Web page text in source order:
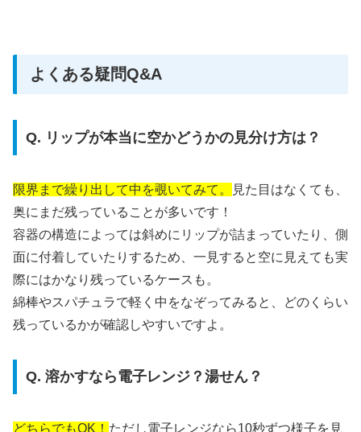
よくある疑問Q&A
Q. リップが本当に空かどうかの見分け方は？
限界まで繰り出して中を覗いてみて。
見た目はなくても、
奥にまだ残っていることが多いです！
容器の構造によっては斜めにリップが詰まっていたり、側
面に付着していたりするため、一見すると空に見えても実
際にはかなり残っているケースも。
綿棒やスパチュラで軽く中をなぞってみると、どのくらい
残っているかが確認しやすいですよ。
Q. 溶かすなら電子レンジ？湯せん？
どちらでもOK！ ただし電子レンジなら10秒ずつ様子を見